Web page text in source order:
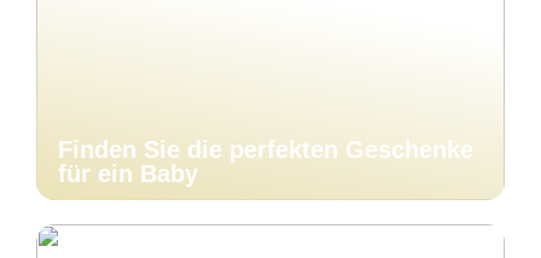
Finden Sie die perfekten Geschenke
für ein Baby